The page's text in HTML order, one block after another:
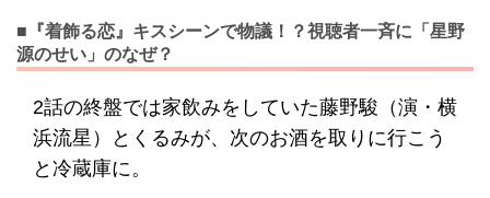
■『着飾る恋』キスシーンで物議！？視聴者一斉に「星野
源のせい」のなぜ？
2話の終盤では家飲みをしていた藤野駿（演・横
浜流星）とくるみが、次のお酒を取りに行こう
と冷蔵庫に。